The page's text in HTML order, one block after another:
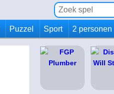
Puzzel Sport 2 personen